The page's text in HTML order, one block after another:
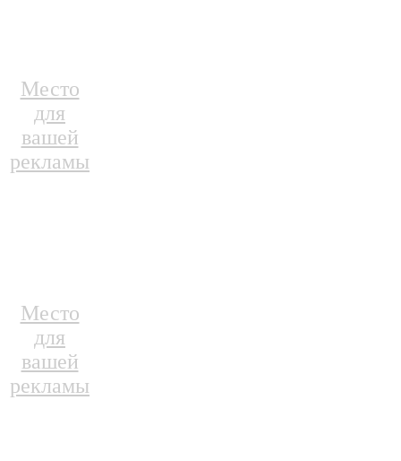
Место
для
вашей
рекламы
Место
для
вашей
рекламы